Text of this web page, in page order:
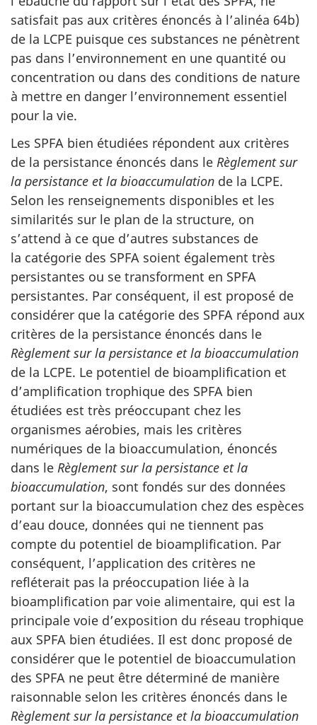
satisfait pas aux critères énoncés à l’alinéa 64b)
de la LCPE puisque ces substances ne pénètrent
pas dans l’environnement en une quantité ou
concentration ou dans des conditions de nature
à mettre en danger l’environnement essentiel
pour la vie.
Les SPFA bien étudiées répondent aux critères
de la persistance énoncés dans le Règlement sur
la persistance et la bioaccumulation de la LCPE.
Selon les renseignements disponibles et les
similarités sur le plan de la structure, on
s’attend à ce que d’autres substances de
la catégorie des SPFA soient également très
persistantes ou se transforment en SPFA
persistantes. Par conséquent, il est proposé de
considérer que la catégorie des SPFA répond aux
critères de la persistance énoncés dans le
Règlement sur la persistance et la bioaccumulation
de la LCPE. Le potentiel de bioamplification et
d’amplification trophique des SPFA bien
étudiées est très préoccupant chez les
organismes aérobies, mais les critères
numériques de la bioaccumulation, énoncés
dans le Règlement sur la persistance et la
bioaccumulation, sont fondés sur des données
portant sur la bioaccumulation chez des espèces
d’eau douce, données qui ne tiennent pas
compte du potentiel de bioamplification. Par
conséquent, l’application des critères ne
refléterait pas la préoccupation liée à la
bioamplification par voie alimentaire, qui est la
principale voie d’exposition du réseau trophique
aux SPFA bien étudiées. Il est donc proposé de
considérer que le potentiel de bioaccumulation
des SPFA ne peut être déterminé de manière
raisonnable selon les critères énoncés dans le
Règlement sur la persistance et la bioaccumulation